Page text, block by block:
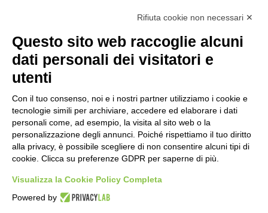
Siccità: Il Piemonte avvia le procedure
per la richiesta dello stato di calamità
naturale
19 ore fa
precampionato
22 ore fa
Nidi comunali: dalla Regione 1,5 milioni
di euro per ampliare gli orari dei servizi
a parità di tariffa
Eclissi di Sole del 12 agosto: potenziati i
collegamenti verso la collina
Rifiuta cookie non necessari ✕
Questo sito web raccoglie alcuni
dati personali dei visitatori e
utenti
Con il tuo consenso, noi e i nostri partner utilizziamo i cookie e
tecnologie simili per archiviare, accedere ed elaborare i dati
personali come, ad esempio, la visita al sito web o la
personalizzazione degli annunci. Poiché rispettiamo il tuo diritto
alla privacy, è possibile scegliere di non consentire alcuni tipi di
cookie. Clicca su preferenze GDPR per saperne di più.
Visualizza la Cookie Policy Completa
Powered by